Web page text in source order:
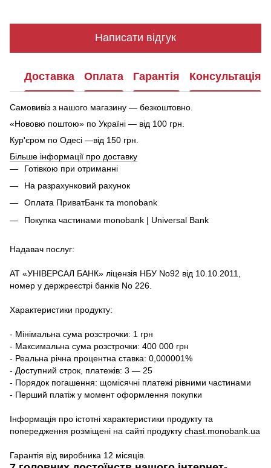
Написати відгук
Доставка Оплата Гарантія Консультація
Самовивіз з нашого магазину — безкоштовно.
«Нововю поштою» по Україні — від 100 грн.
Кур'єром по Одесі —від 150 грн.
Більше інформації про доставку
Готівкою при отриманні
На разрахунковий рахунок
Оплата ПриватБанк та monobank
Покупка частинами monobank | Universal Bank
Надавач послуг:
АТ «УНІВЕРСАЛ БАНК» ліцензія НБУ No92 від 10.10.2011,
номер у держреєстрі банків No 226.
Характеристики продукту:
- Мінімальна сума розстрочки: 1 грн
- Максимальна сума розстрочки: 400 000 грн
- Реальна річна процентна ставка: 0,000001%
- Доступний строк, платежів: 3 — 25
- Порядок погашення: щомісячні платежі рівними частинами
- Перший платіж у момент оформлення покупки
Інформація про істотні характеристики продукту та
попередження розміщені на сайті продукту chast.monobank.ua
Гарантія від виробника 12 місяців.